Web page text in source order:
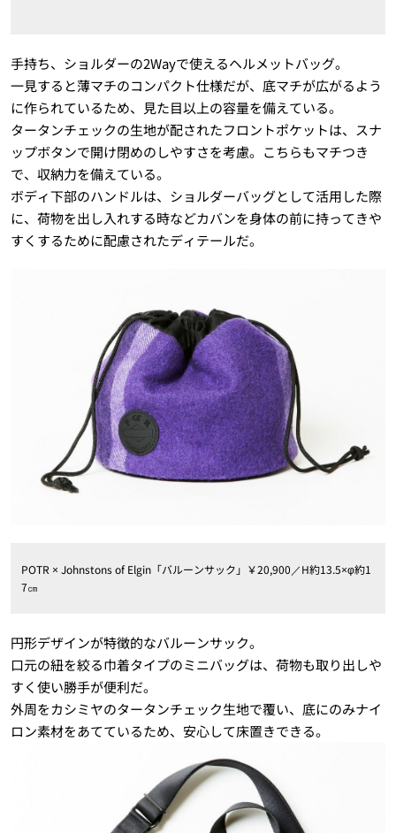
手持ち、ショルダーの2Wayで使えるヘルメットバッグ。
一見すると薄マチのコンパクト仕様だが、底マチが広がるよう
に作られているため、見た目以上の容量を備えている。
タータンチェックの生地が配されたフロントポケットは、スナ
ップボタンで開け閉めのしやすさを考慮。こちらもマチつき
で、収納力を備えている。
ボディ下部のハンドルは、ショルダーバッグとして活用した際
に、荷物を出し入れする時などカバンを身体の前に持ってきや
すくするために配慮されたディテールだ。
POTR × Johnstons of Elgin「バルーンサック」￥20,900／H約13.5×φ約1
7㎝
円形デザインが特徴的なバルーンサック。
口元の紐を絞る巾着タイプのミニバッグは、荷物も取り出しや
すく使い勝手が便利だ。
外周をカシミヤのタータンチェック生地で覆い、底にのみナイ
ロン素材をあてているため、安心して床置きできる。